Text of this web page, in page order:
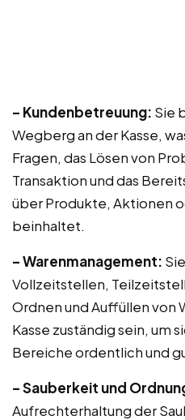
– Kundenbetreuung: Sie
Wegberg an der Kasse,
Fragen, das Lösen von
Transaktion und das
über Produkte, Aktionen
beinhaltet.
– Warenmanagement:
Vollzeitstellen,
Ordnen und Auffüllen von
Kasse zuständig sein, um
Bereiche ordentlich und
– Sauberkeit und
Aufrechterhaltung der